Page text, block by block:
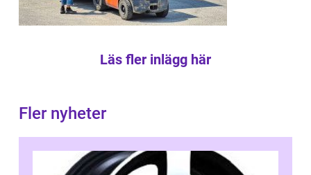
Läs fler inlägg här
Fler nyheter